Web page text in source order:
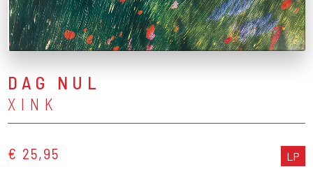
DAG NUL
XINK
€ 25,95 LP